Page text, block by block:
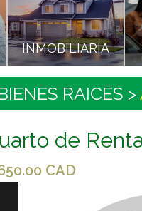
INMOBILIARIA
RAICES >
de
CAD